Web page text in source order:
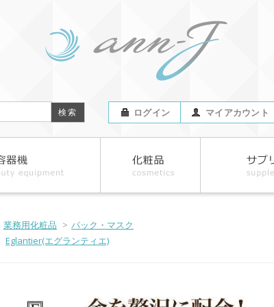
ログイン マイアカウント
業務用化粧品 > パック・マスク
Eglantier(エグランティエ)